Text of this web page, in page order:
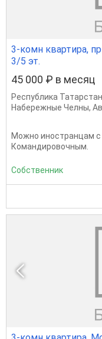
3-комн квартира,
3/5 эт.
45 000 ₽ в месяц
Республика Татарстан
Набережные Челны,
Можно иностранцам с
Командировочным.
Собственник